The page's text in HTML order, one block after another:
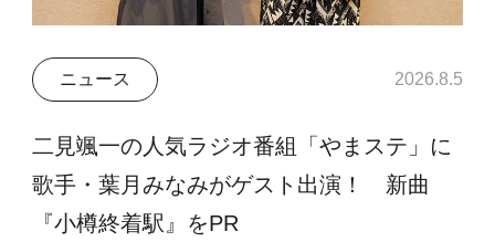
ニュース 2026.8.5
二見颯一の人気ラジオ番組「やまステ」に
歌手・葉月みなみがゲスト出演！ 新曲
『小樽終着駅』をPR